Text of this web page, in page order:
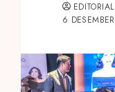
EDITORIAL
6